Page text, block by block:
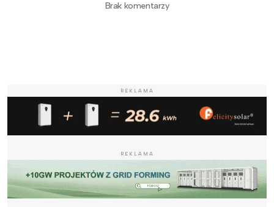
Brak komentarzy
REKLAMA
REKLAMA